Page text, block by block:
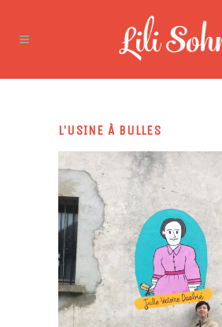
L’USINE À BULLES